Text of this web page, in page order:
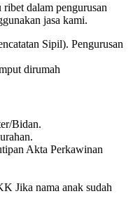
dalam pengurusan
jasa kami.
Sipil). Pengurusan
dirumah
Bidan.
Akta Perkawinan
Jika nama anak sudah